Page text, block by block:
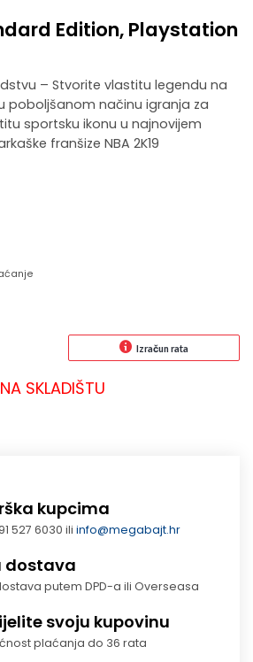
Edition, Playstation
– Stvorite vlastitu legendu na
poboljšanom načinu igranja za
sportsku ikonu u najnovijem
franšize NBA 2K19
Izračun rata
SKLADIŠTU
kupcima
527 6030 iliinfo@megabajt.hr
dostava
putem DPD-a ili Overseasa
svoju kupovinu
plaćanja do 36 rata